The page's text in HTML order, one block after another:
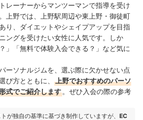
レーナーからマンツーマンで指導を受け
上野では、上野駅周辺や東上野・御徒町
り、ダイエットやシェイプアップを目指
ングを受けたい女性に人気です。しか
」「無料で体験入会できる？」など気に
ーソナルジムを、選ぶ際に欠かせない点
び方とともに、
上野でおすすめのパーソ
式でご紹介します 。ぜひ入会の際の参考
が独自の基準に基づき制作していますが、 EC